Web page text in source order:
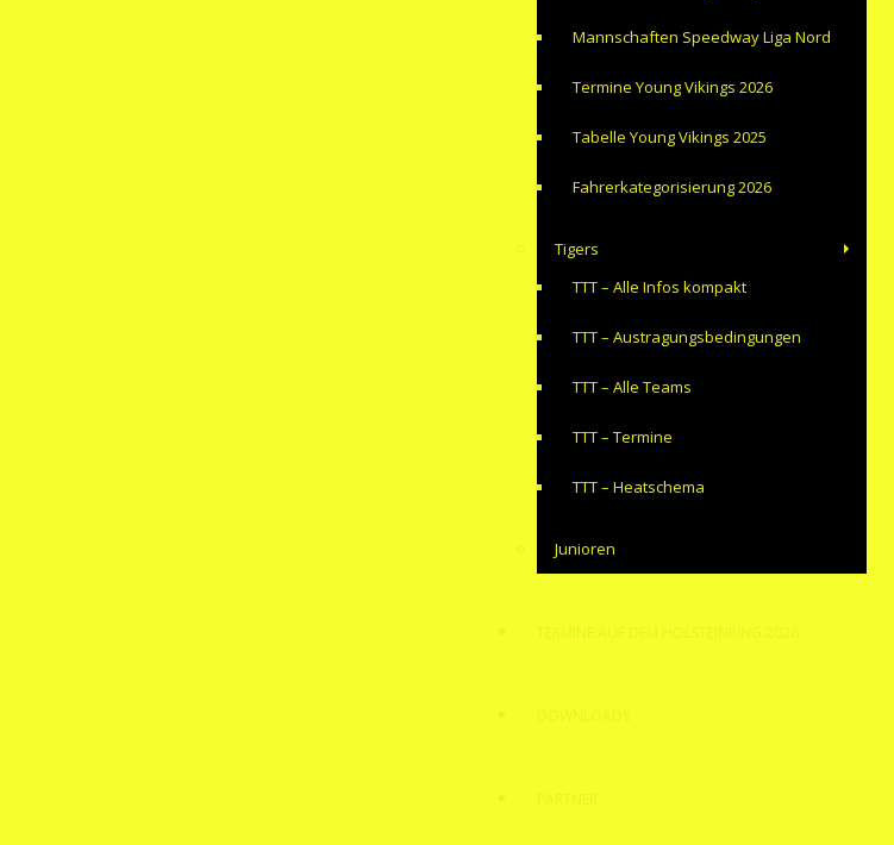
Mannschaften Speedway Liga Nord
Termine Young Vikings 2026
Tabelle Young Vikings 2025
Fahrerkategorisierung 2026
Tigers
TTT – Alle Infos kompakt
TTT – Austragungsbedingungen
TTT – Alle Teams
TTT – Termine
TTT – Heatschema
Junioren